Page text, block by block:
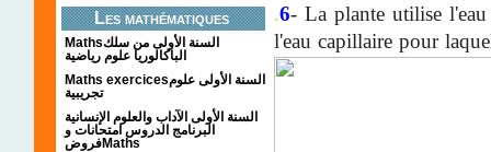
Les mathématiques
Mathsالسنة الأولى من سلك
الباكالوريا علوم رياضية
Maths exercicesالسنة الأولى علوم
تجريبية
السنة الأولى الآداب والعلوم الإنسانية
البرنامج الدروس امتحانات و
فروضMaths
.6- La plante utilise
l'eau capillaire pour